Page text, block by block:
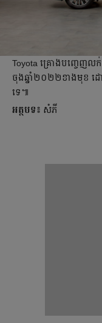
Toyota គ្រោងបញ្ចេញ​លក់​រ
ចុងឆ្នាំ​២០២២ខាងមុខ ដ
ទេ៕
អត្ថបទ៖ សំភី